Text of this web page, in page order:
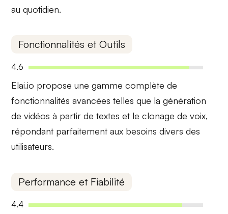
au quotidien.
Fonctionnalités et Outils
4.6
Elai.io propose une gamme complète de
fonctionnalités avancées telles que la génération
de vidéos à partir de textes et le clonage de voix,
répondant parfaitement aux besoins divers des
utilisateurs.
Performance et Fiabilité
4.4